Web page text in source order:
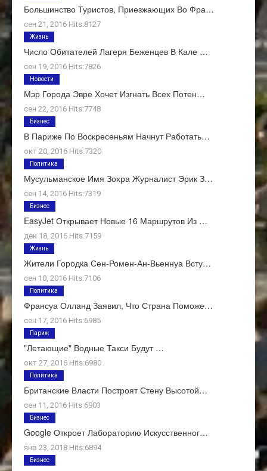
Большинство Туристов, Приезжающих Во Фра…
сен 21, 2016 Hits:8127
Число Обитателей Лагеря Беженцев В Кале …
сен 19, 2016 Hits:7826
Жизнь
Мэр Города Эвре Хочет Изгнать Всех Потен…
сен 22, 2016 Hits:7748
Новости
В Париже По Воскресеньям Начнут Работать…
окт 20, 2016 Hits:7320
Бизнес
Мусульманское Имя Зохра Журналист Эрик З…
сен 14, 2016 Hits:7319
Политика
EasyJet Открывает Новые 16 Маршрутов Из …
дек 18, 2016 Hits:7159
Бизнес
Жители Городка Сен-Ромен-Ан-Вьеннуа Всту…
сен 10, 2016 Hits:7106
Жизнь
Франсуа Олланд Заявил, Что Страна Поможе…
сен 17, 2016 Hits:6985
Политика
"Летающие" Водные Такси Будут …
окт 27, 2016 Hits:6980
Париж
Британские Власти Построят Стену Высотой…
сен 11, 2016 Hits:6903
Политика
Google Откроет Лабораторию Искусственног…
янв 23, 2018 Hits:6894
Бизнес
Бизнес